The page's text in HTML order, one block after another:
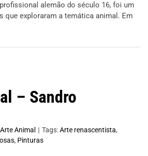
alemão do século 16, foi um
que exploraram a temática animal. Em
– Sandro
Arte Animal | Tags:Arte renascentista,
, Pinturas